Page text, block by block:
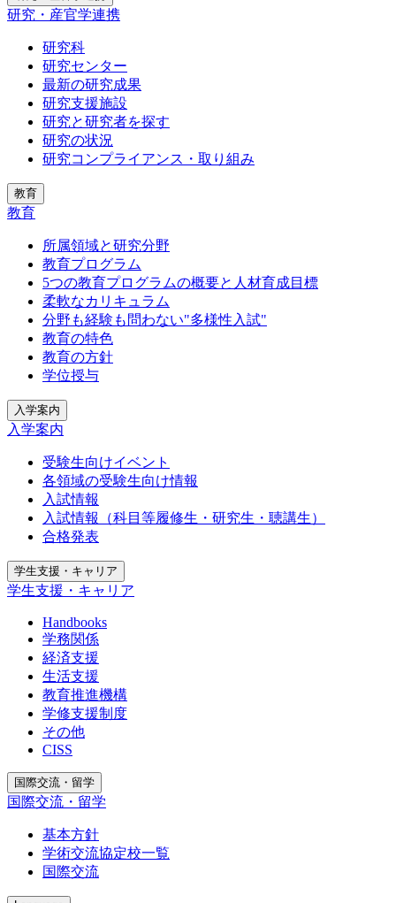
研究・産官学連携
研究科
研究センター
最新の研究成果
研究支援施設
研究と研究者を探す
研究の状況
研究コンプライアンス・取り組み
教育
教育
所属領域と研究分野
教育プログラム
5つの教育プログラムの概要と人材育成目標
柔軟なカリキュラム
分野も経験も問わない"多様性入試"
教育の特色
教育の方針
学位授与
入学案内
入学案内
受験生向けイベント
各領域の受験生向け情報
入試情報
入試情報（科目等履修生・研究生・聴講生）
合格発表
学生支援・キャリア
学生支援・キャリア
Handbooks
学務関係
経済支援
生活支援
教育推進機構
学修支援制度
その他
CISS
国際交流・留学
国際交流・留学
基本方針
学術交流協定校一覧
国際交流